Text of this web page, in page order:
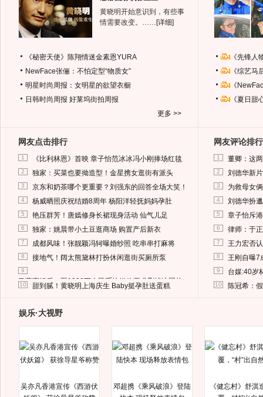
黄晓明开始意识到，有些事
情需要改变。…… [详细]
《秘密天使》陈翔情迷金素恩YURA
NewFace张俪：不怕定型“物质女”
明星时尚周报：女明星的欲望衣橱
日韩时尚周报 好莱坞街拍周报
更多 >>
《先锋
《综艺
《
《夏日
网友点击排行
1 《比利林恩》首映 章子怡范冰冰冯小刚捧场红毯
2 独家：买菜也要拗造型！金星携女逛街有派头
3 京东和奶茶哪个更重要？刘强东的回答全场大笑！
4 杨威晒照庆祝结婚8周年 杨阳洋轻抚妈妈孕肚
5 艳压群芳！唐嫣修身长裙现身活动 仙气儿足
6 独家：姚晨带小土豆逛商场 购置产后新衣
7 成都风味！张靓颖冯轲曝婚纱照 吃串串打麻将
8 接地气！阔太熊黛林打扮休闲逛街买厕所泵
9
马蓉离婚后，砸1000万人民币给媒体要求删掉这照片
10 甜到腻！黄晓明上海庆生 Baby挺孕肚送蛋糕
网友评论排行
1 董卿：这
2 刘德华新
3 为救母女
4 刘德华扮
5 章子怡斥
6 律师：于
7 王力宏否
8 王刚自曝7
9 台媒:40岁
10 陈冠希：
娱乐·大视野
吴亦凡香港宣传《西游伏
邓超携《乘风破浪》登陆
《健忘村》舒淇